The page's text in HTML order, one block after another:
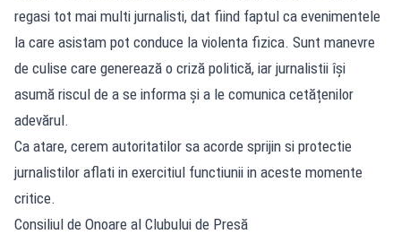
regasi tot mai multi jurnalisti, dat fiind faptul ca evenimentele
la care asistam pot conduce la violenta fizica. Sunt manevre
de culise care generează o criză politică, iar jurnalistii își
asumă riscul de a se informa și a le comunica cetățenilor
adevărul.
Ca atare, cerem autoritatilor sa acorde sprijin si protectie
jurnalistilor aflati in exercitiul functiunii in aceste momente
critice.
Consiliul de Onoare al Clubului de Presă